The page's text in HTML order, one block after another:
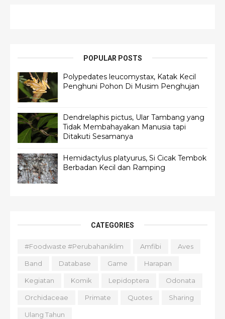
POPULAR POSTS
Polypedates leucomystax, Katak Kecil
Penghuni Pohon Di Musim Penghujan
Dendrelaphis pictus, Ular Tambang yang
Tidak Membahayakan Manusia tapi
Ditakuti Sesamanya
Hemidactylus platyurus, Si Cicak Tembok
Berbadan Kecil dan Ramping
CATEGORIES
#foodwaste #perubahaniklim Amfibi Aves
Band Database Game Harapan
Kegiatan Komik Lepidoptera Odonata
Orchidaceae Primate Quotes Sharing
Ulang Tahun